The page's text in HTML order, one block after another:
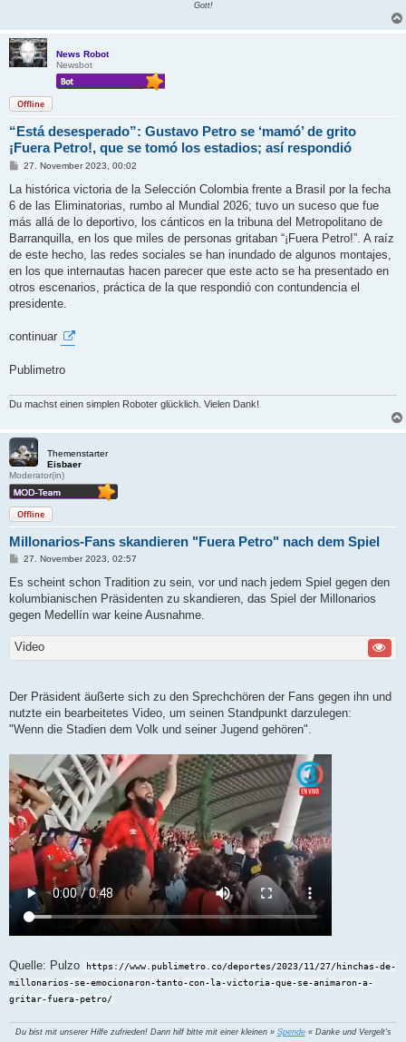
Gott!
News Robot
Newsbot
Offline
“Está desesperado”: Gustavo Petro se ‘mamó’ de grito
¡Fuera Petro!, que se tomó los estadios; así respondió
B
i
r
a
27. November 2023, 00:02
La histórica victoria de la Selección Colombia frente a Brasil por la fecha
6 de las Eliminatorias, rumbo al Mundial 2026; tuvo un suceso que fue
más allá de lo deportivo, los cánticos en la tribuna del Metropolitano de
Barranquilla, en los que miles de personas gritaban “¡Fuera Petro!”. A raíz
de este hecho, las redes sociales se han inundado de algunos montajes,
en los que internautas hacen parecer que este acto se ha presentado en
otros escenarios, práctica de la que respondió con contundencia el
presidente.
continuar
Publimetro
Du machst einen simplen Roboter glücklich. Vielen Dank!
Themenstarter
Eisbaer
Moderator(in)
Offline
Millonarios-Fans skandieren "Fuera Petro" nach dem Spiel
B
i
r
a
g
27. November 2023, 02:57
Es scheint schon Tradition zu sein, vor und nach jedem Spiel gegen den
kolumbianischen Präsidenten zu skandieren, das Spiel der Millonarios
gegen Medellín war keine Ausnahme.
Video
Der Präsident äußerte sich zu den Sprechchören der Fans gegen ihn und
nutzte ein bearbeitetes Video, um seinen Standpunkt darzulegen:
"Wenn die Stadien dem Volk und seiner Jugend gehören".
Quelle: Pulzo
https://www.publimetro.co/deportes/2023/11/27/hinchas-de-
millonarios-se-emocionaron-tanto-con-la-victoria-que-se-animaron-a-
gritar-fuera-petro/
Du bist mit unserer Hilfe zufrieden! Dann hilf bitte mit einer kleinen » Spende« Danke und Vergelt's